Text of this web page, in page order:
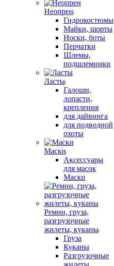
Неопрен
Гидрокостюмы
Майки, шорты
Носки, боты
Перчатки
Шлемы,
подшлемники
Ласты
Галоши,
лопасти,
крепления
для дайвинга
для подводной
охоты
Маски
Аксессуары
для масок
Маски
Ремни, груза,
разгрузочные
жилеты, куканы
Груза
Куканы
Разгрузочные
жилеты